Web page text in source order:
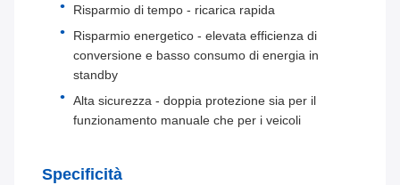
Risparmio di tempo - ricarica rapida
Risparmio energetico - elevata efficienza di
conversione e basso consumo di energia in
standby
Alta sicurezza - doppia protezione sia per il
funzionamento manuale che per i veicoli
Specificità